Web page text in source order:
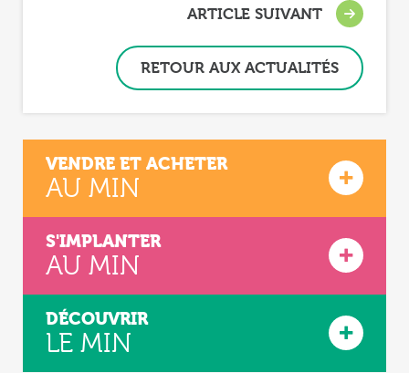
ARTICLE SUIVANT
RETOUR AUX ACTUALITÉS
VENDRE ET ACHETER
AU MIN
S'IMPLANTER
AU MIN
DÉCOUVRIR
LE MIN